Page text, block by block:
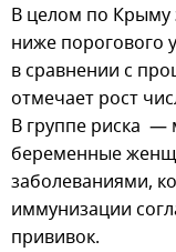
В целом по Крыму
ниже порогового
в сравнении с
отмечает рост
В группе риска —
беременные
заболеваниями,
иммунизации
прививок.